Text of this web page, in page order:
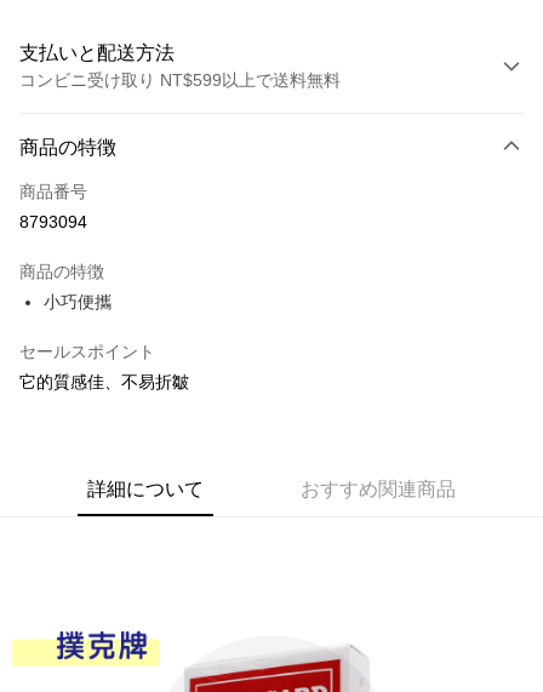
支払いと配送方法
コンビニ受け取り NT$599以上で送料無料
クレジットカード1回払い
コンビニ店頭代金引換
Apple Pay
Easy Wallet
す。
4.ご注文が完了すると、携帯に支払い通知のSMSが届きます。アプリ会員
の場合は、AFTEE アプリプッシュ通知が届きます。
全家取貨付款
配送毎にNT$60、NT$599以上で送料無料
商品の特徴
商品番号
8793094
商品の特徴
小巧便攜
セールスポイント
它的質感佳、不易折皺
詳細について おすすめ関連商品